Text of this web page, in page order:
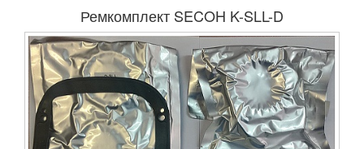
Ремкомплект SECOH K-SLL-D